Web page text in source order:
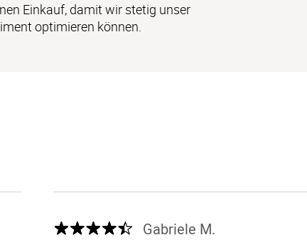
Einkauf, damit wir stetig unser
optimieren können.
Gabriele M.